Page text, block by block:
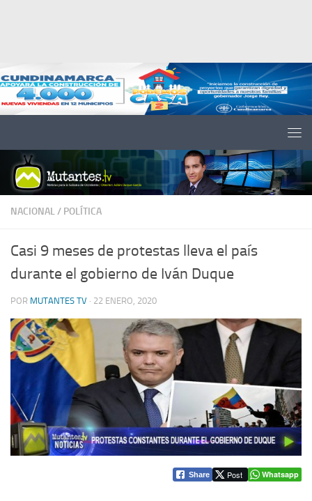
NACIONAL/ POLÍTICA
Casi 9 meses de protestas lleva el país
durante el gobierno de Iván Duque
POR MUTANTES TV · 22 ENERO, 2020
Share Post Whatsapp